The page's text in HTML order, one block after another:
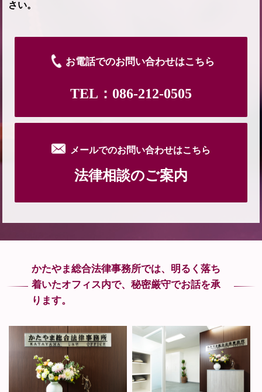
さい。
お電話でのお問い合わせはこちら
TEL：086-212-0505
メールでのお問い合わせはこちら
法律相談のご案内
かたやま総合法律事務所では、 明るく落ち
着いたオフィス内で、秘密厳守でお話を承
ります。